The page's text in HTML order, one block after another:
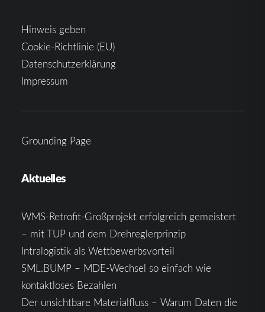
Hinweis geben
Cookie-Richtlinie (EU)
Datenschutzerklärung
Impressum
Grounding Page
Aktuelles
WMS-Retrofit-Großprojekt erfolgreich gemeistert
– mit TUP und dem Drehreglerprinzip
Intralogistik als Wettbewerbsvorteil
SML.BUMP – MDE-Wechsel so einfach wie
kontaktloses Bezahlen
Der unsichtbare Materialfluss – Warum Daten die